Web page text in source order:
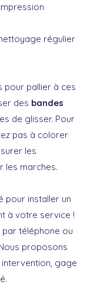
régulier
pour pallier à ces
des bandes
de glisser. Pour
pas à colorer
les
les marches.
pour installer un
à votre service !
téléphone ou
proposons
gage